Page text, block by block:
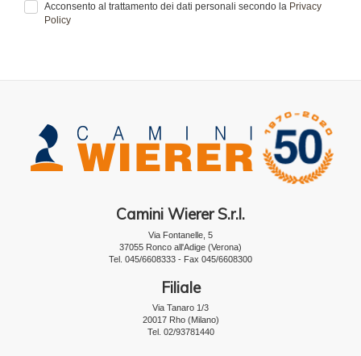
Acconsento al trattamento dei dati personali secondo la Privacy
Policy
Camini Wierer S.r.l.
Via Fontanelle, 5
37055 Ronco all'Adige (Verona)
Tel. 045/6608333 - Fax 045/6608300
Filiale
Via Tanaro 1/3
20017 Rho (Milano)
Tel. 02/93781440